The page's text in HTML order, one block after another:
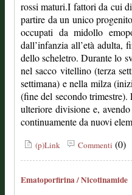
rossi maturi.I fattori da cui
partire da un unico
occupati da midollo
dall’infanzia all’età adulta,
dello scheletro. Durante lo
nel sacco vitellino (terza
settimana) e nella milza
(fine del secondo
ulteriore divisione e,
continuamente da nuovi
(p)Link Commenti (0)
Ematoporfirina / Nicotinamide